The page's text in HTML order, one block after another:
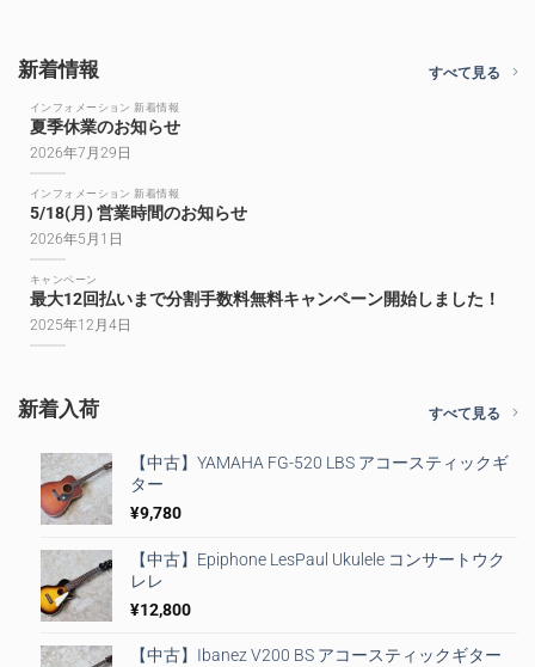
新着情報 すべて見る
インフォメーション 新着情報
夏季休業のお知らせ
2026年7月29日
インフォメーション 新着情報
5/18(月) 営業時間のお知らせ
2026年5月1日
キャンペーン
最大12回払いまで分割手数料無料キャンペーン開始しました！
2025年12月4日
新着入荷 すべて見る
【中古】YAMAHA FG-520 LBS アコースティックギ
ター
¥9,780
【中古】Epiphone LesPaul Ukulele コンサートウク
レレ
¥12,800
【中古】Ibanez V200 BS アコースティックギター